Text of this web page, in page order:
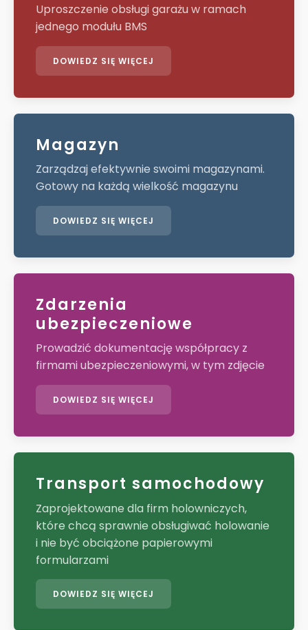
Uproszczenie obsługi garażu w ramach
jednego modułu BMS
DOWIEDZ SIĘ WIĘCEJ
Magazyn
Zarządzaj efektywnie swoimi magazynami.
Gotowy na każdą wielkość magazynu
DOWIEDZ SIĘ WIĘCEJ
Zdarzenia
ubezpieczeniowe
Prowadzić dokumentację współpracy z
firmami ubezpieczeniowymi, w tym zdjęcie
DOWIEDZ SIĘ WIĘCEJ
Transport samochodowy
Zaprojektowane dla firm holowniczych,
które chcą sprawnie obsługiwać holowanie
i nie być obciążone papierowymi
formularzami
DOWIEDZ SIĘ WIĘCEJ